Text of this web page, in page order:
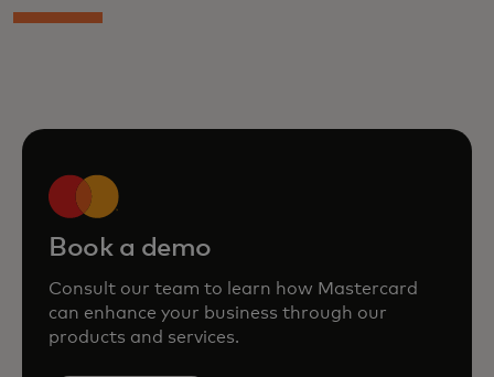
Book a demo
Consult our team to learn how Mastercard
can enhance your business through our
products and services.